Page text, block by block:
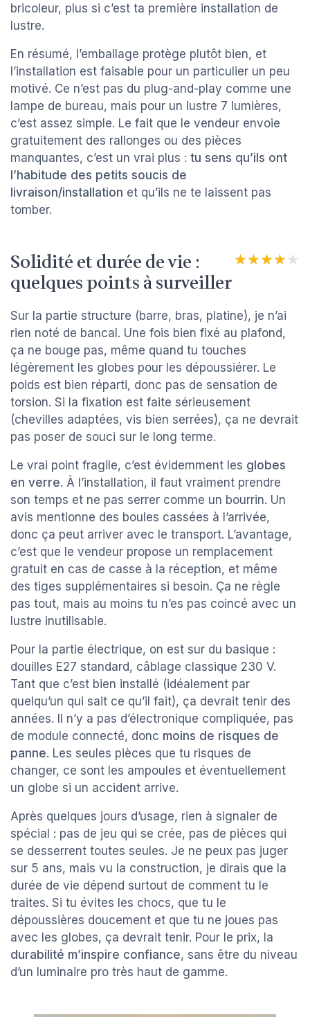
bricoleur, plus si c’est ta première installation de
lustre.
En résumé, l’emballage protège plutôt bien, et
l’installation est faisable pour un particulier un peu
motivé. Ce n’est pas du plug-and-play comme une
lampe de bureau, mais pour un lustre 7 lumières,
c’est assez simple. Le fait que le vendeur envoie
gratuitement des rallonges ou des pièces
manquantes, c’est un vrai plus : tu sens qu’ils ont
l’habitude des petits soucis de
livraison/installation et qu’ils ne te laissent pas
tomber.
Solidité et durée de vie :
quelques points à surveiller
★★★★★
★★★★★
Sur la partie structure (barre, bras, platine), je n’ai
rien noté de bancal. Une fois bien fixé au plafond,
ça ne bouge pas, même quand tu touches
légèrement les globes pour les dépoussiérer. Le
poids est bien réparti, donc pas de sensation de
torsion. Si la fixation est faite sérieusement
(chevilles adaptées, vis bien serrées), ça ne devrait
pas poser de souci sur le long terme.
Le vrai point fragile, c’est évidemment les globes
en verre. À l’installation, il faut vraiment prendre
son temps et ne pas serrer comme un bourrin. Un
avis mentionne des boules cassées à l’arrivée,
donc ça peut arriver avec le transport. L’avantage,
c’est que le vendeur propose un remplacement
gratuit en cas de casse à la réception, et même
des tiges supplémentaires si besoin. Ça ne règle
pas tout, mais au moins tu n’es pas coincé avec un
lustre inutilisable.
Pour la partie électrique, on est sur du basique :
douilles E27 standard, câblage classique 230 V.
Tant que c’est bien installé (idéalement par
quelqu’un qui sait ce qu’il fait), ça devrait tenir des
années. Il n’y a pas d’électronique compliquée, pas
de module connecté, donc moins de risques de
panne. Les seules pièces que tu risques de
changer, ce sont les ampoules et éventuellement
un globe si un accident arrive.
Après quelques jours d’usage, rien à signaler de
spécial : pas de jeu qui se crée, pas de pièces qui
se desserrent toutes seules. Je ne peux pas juger
sur 5 ans, mais vu la construction, je dirais que la
durée de vie dépend surtout de comment tu le
traites. Si tu évites les chocs, que tu le
dépoussières doucement et que tu ne joues pas
avec les globes, ça devrait tenir. Pour le prix, la
durabilité m’inspire confiance, sans être du niveau
d’un luminaire pro très haut de gamme.